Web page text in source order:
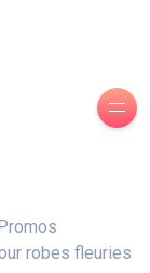
robes fleuries